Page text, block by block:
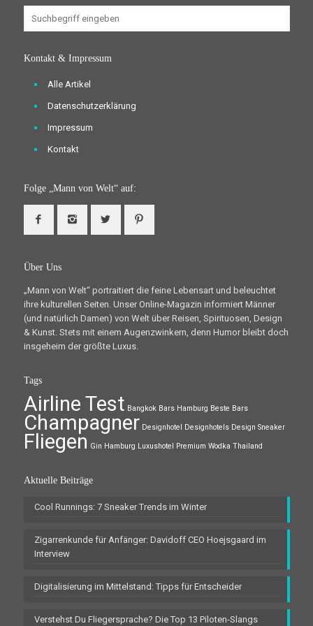
Kontakt & Impressum
Alle Artikel
Datenschutzerklärung
Impressum
Kontakt
Folge „Mann von Welt“ auf:
Über Uns
„Mann von Welt“ portraitiert die feine Lebensart und beleuchtet
ihre kulturellen Seiten. Unser Online-Magazin informiert Männer
(und natürlich Damen) von Welt über Reisen, Spirituosen, Design
& Kunst. Stets mit einem Augenzwinkern, denn Humor bleibt doch
insgeheim der größte Luxus.
Tags
Airline Test Bangkok Bars Hamburg Beste Bars
Champagner Designhotel Designhotels Design Sneaker
Fliegen Gin Hamburg Luxushotel Premium Wodka Thailand
Aktuelle Beiträge
Cool Runnings: 7 Sneaker Trends im Winter
Zigarrenkunde für Anfänger: Davidoff CEO Hoejsgaard im
Interview
Digitalisierung im Mittelstand: Tipps für Entscheider
Verstehst Du Fliegersprache? Die Top 13 Piloten-Slangs